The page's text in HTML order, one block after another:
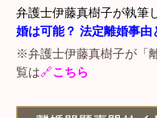
弁護士伊藤真樹子が執筆
婚は可能？ 法定離婚事由
※弁護士伊藤真樹子が「
覧は🔗こちら